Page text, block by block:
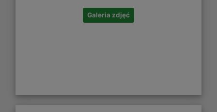
Galeria zdjęć